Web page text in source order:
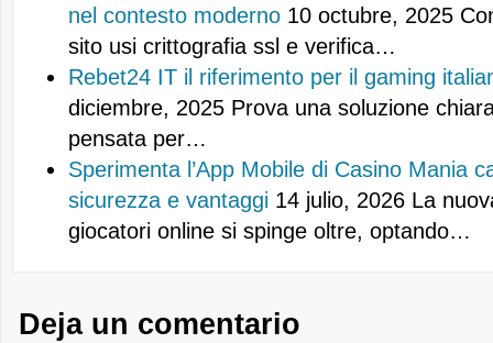
nel contesto moderno 10 octubre, 2025
sito usi crittografia ssl e verifica…
Rebet24 IT il riferimento per il gaming
diciembre, 2025 Prova una soluzione
pensata per…
Sperimenta l’App Mobile di Casino Mania
sicurezza e vantaggi 14 julio, 2026 La
giocatori online si spinge oltre, optando…
Deja un comentario